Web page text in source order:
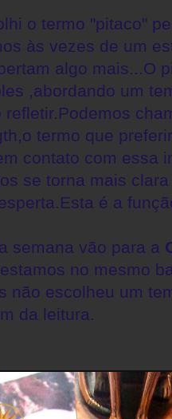
o termo "pitaco"
às vezes de um
algo mais...O
,abordando um
refletir.Podemos
termo que
contato com essa
se torna mais
é a
semana vão para a
no mesmo
não escolheu um
da leitura.